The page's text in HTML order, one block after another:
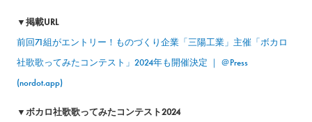
▼掲載URL
前回71組がエントリー！ものづくり企業「三陽工業」主催「ボカロ
社歌歌ってみたコンテスト」2024年も開催決定 ｜ ＠Press
(nordot.app)
▼ボカロ社歌歌ってみたコンテスト2024